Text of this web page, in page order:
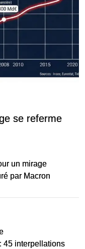
se referme
un mirage
par Macron
45 interpellations